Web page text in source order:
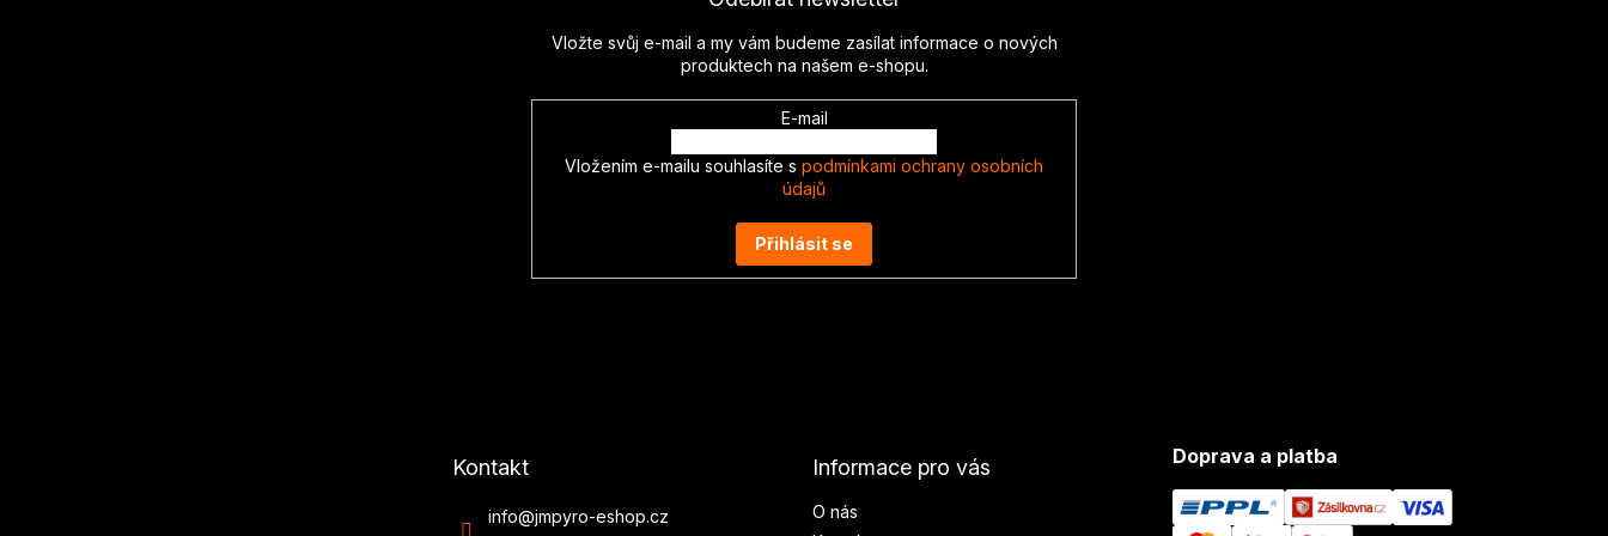
Vložte svůj e-mail a my vám budeme zasílat informace o nových
produktech na našem e-shopu.
E-mail
Vložením e-mailu souhlasíte s podmínkami ochrany osobních
údajů
Přihlásit se
Kontakt
info@jmpyro-eshop.cz
Informace pro vás
O nás
Doprava a platba